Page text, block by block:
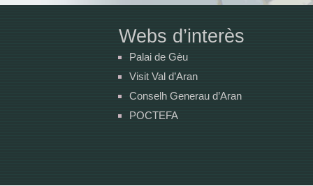
Webs d’interès
Palai de Gèu
Visit Val d’Aran
Conselh Generau d’Aran
POCTEFA